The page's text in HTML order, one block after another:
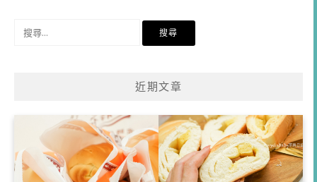
近期文章